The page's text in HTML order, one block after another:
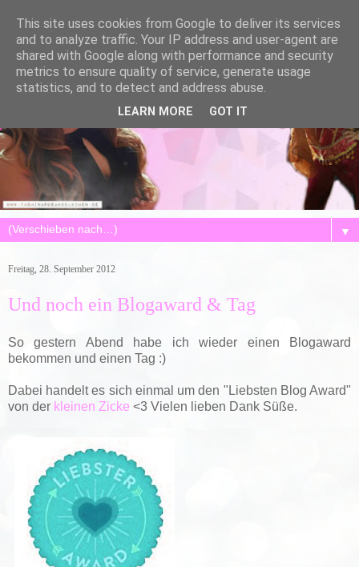
▼
Freitag, 28. September 2012
Und noch ein Blogaward & Tag
So gestern Abend habe ich wieder einen Blogaward
bekommen und einen Tag :)
Dabei handelt es sich einmal um den "Liebsten Blog Award"
von der kleinen Zicke <3 Vielen lieben Dank Süße.
This site uses cookies from Google to deliver its services
and to analyze traffic. Your IP address and user-agent are
shared with Google along with performance and security
metrics to ensure quality of service, generate usage
statistics, and to detect and address abuse.
LEARN MORE GOT IT